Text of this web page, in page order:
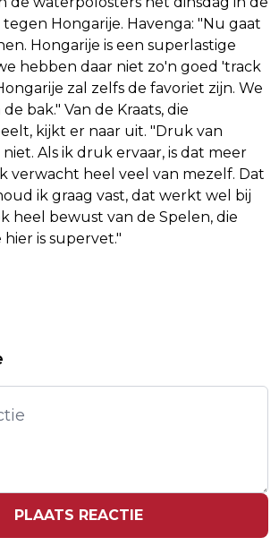
Hongarije. Havenga: "Nu gaat
Hongarije is een superlastige
hebben daar niet zo'n goed 'track
zal zelfs de favoriet zijn. We
bak." Van de Kraats, die
kijkt er naar uit. "Druk van
Als ik druk ervaar, is dat meer
verwacht heel veel van mezelf. Dat
ik graag vast, dat werkt wel bij
heel bewust van de Spelen, die
is supervet."
HERSTELVERMOGEN
BRONS
VAN GEVECHT MET
PLAATS REACTIE